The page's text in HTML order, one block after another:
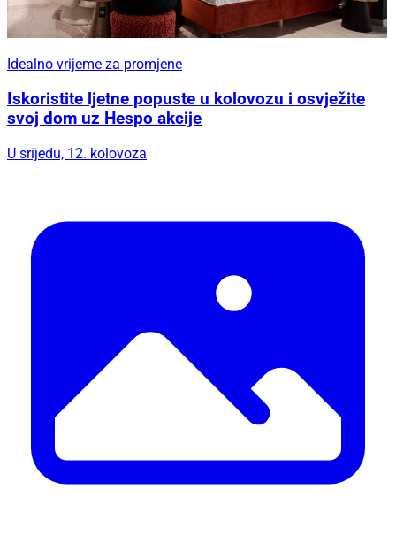
Idealno vrijeme za promjene
Iskoristite ljetne popuste u kolovozu i osvježite
svoj dom uz Hespo akcije
U srijedu, 12. kolovoza